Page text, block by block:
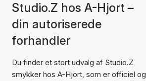
Studio.Z hos A-Hjort –
din autoriserede
forhandler
Du finder et stort udvalg af Studio.Z
smykker hos A-Hjort, som er officiel og